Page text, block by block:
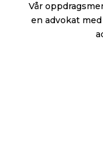
Vår
en advokat